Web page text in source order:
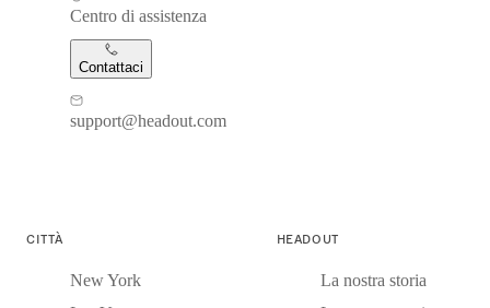
Centro di assistenza
Contattaci
support@headout.com
CITTÀ
New York
HEADOUT
La nostra storia